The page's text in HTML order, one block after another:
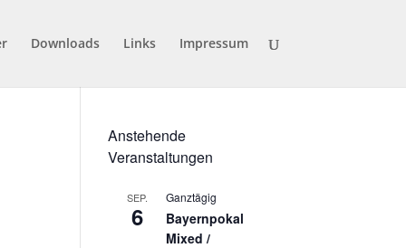
Downloads Links Impressum
Anstehende
Veranstaltungen
SEP.
6
Ganztägig
Bayernpokal
Mixed /